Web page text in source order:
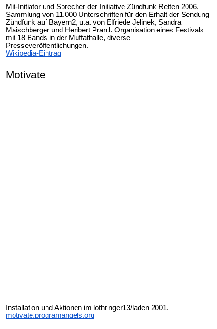
Mit-Initiator und Sprecher der Initiative Zündfunk Retten 2006.
Sammlung von 11.000 Unterschriften für den Erhalt der Sendung
Zündfunk auf Bayern2, u.a. von Elfriede Jelinek, Sandra
Maischberger und Heribert Prantl. Organisation eines Festivals
mit 18 Bands in der Muffathalle, diverse
Presseveröffentlichungen.
Wikipedia-Eintrag
Motivate
Installation und Aktionen im lothringer13/laden 2001.
motivate.programangels.org